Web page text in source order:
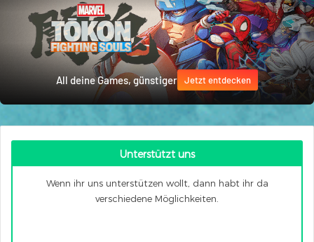
All deine Games, günstiger Jetzt entdecken
Unterstützt uns
Wenn ihr uns unterstützen wollt, dann habt ihr da
verschiedene Möglichkeiten.